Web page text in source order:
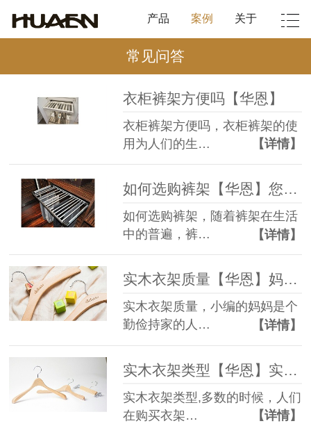
产品 案例 关于
常见问答
衣柜裤架方便吗【华恩】
衣柜裤架方便吗，衣柜裤架的使
用为人们的生…
【详情】
如何选购裤架【华恩】您应该关注这几点
如何选购裤架，随着裤架在生活
中的普遍，裤…
【详情】
实木衣架质量【华恩】妈妈都信赖的品质
实木衣架质量，小编的妈妈是个
勤俭持家的人…
【详情】
实木衣架类型【华恩】实木衣架有不同的功能
实木衣架类型,多数的时候，人们
在购买衣架…
【详情】